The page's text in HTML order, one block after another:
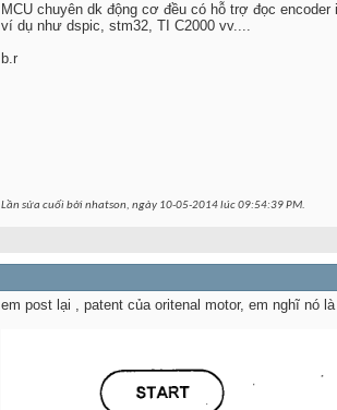
MCU chuyên dk động cơ đều có hỗ trợ đọc
ví dụ như dspic, stm32, TI C2000 vv....
b.r
Lần sửa cuối bởi nhatson, ngày 10-05-2014 lúc09:54:39 PM.
em post lại , patent của oritenal motor, em nghĩ nó